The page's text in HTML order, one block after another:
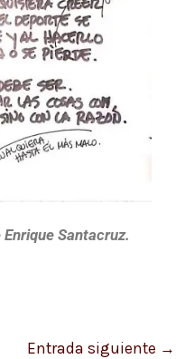
Santacruz.
Entrada siguiente →